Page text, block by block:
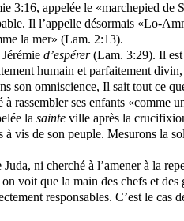
3:16, appelée le «marchepied
Il l’appelle désormais «Lo-
la mer» (Lam. 2:13).
d’espérer(Lam. 3:29). Il est
humain et parfaitement
son omniscience, Il sait tout ce
ses enfants «comme
la sainte ville après la
vis de son peuple. Mesurons la
ni cherché à l’amener à la
voit que la main des chefs et des
responsables. C’est le